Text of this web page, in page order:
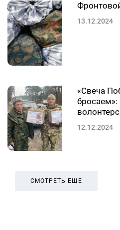
13.12.2024
«Свеча
бросаем»:
12.12.2024
СМОТРЕТЬ ЕЩЕ